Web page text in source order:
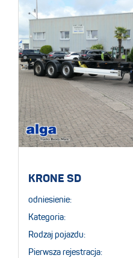
KRONE SD
odniesienie:
Kategoria:
Rodzaj pojazdu:
Pierwsza rejestracja: